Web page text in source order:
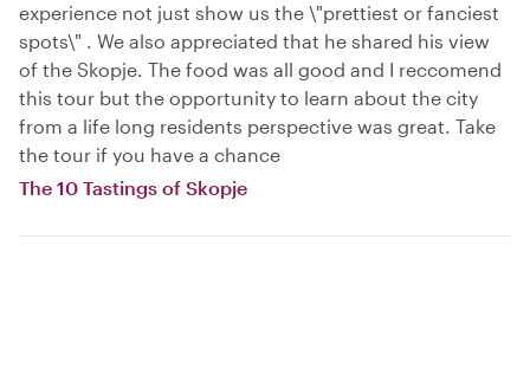
experience not just show us the \"prettiest or fanciest
spots\" . We also appreciated that he shared his view
of the Skopje. The food was all good and I reccomend
this tour but the opportunity to learn about the city
from a life long residents perspective was great. Take
the tour if you have a chance
The 10 Tastings of Skopje